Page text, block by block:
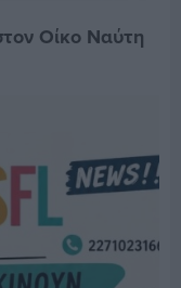
Οίκο Ναύτη